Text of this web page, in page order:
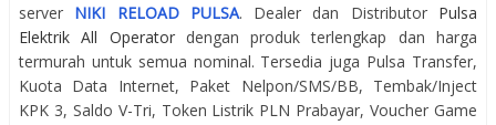
server NIKI RELOAD PULSA. Dealer dan Distributor Pulsa
Elektrik All Operatordengan produk terlengkap dan harga
termurah untuk semua nominal. Tersedia juga Pulsa Transfer,
Kuota Data Internet, Paket Nelpon/SMS/BB, Tembak/Inject
KPK 3, Saldo V-Tri, Token Listrik PLN Prabayar, Voucher Game